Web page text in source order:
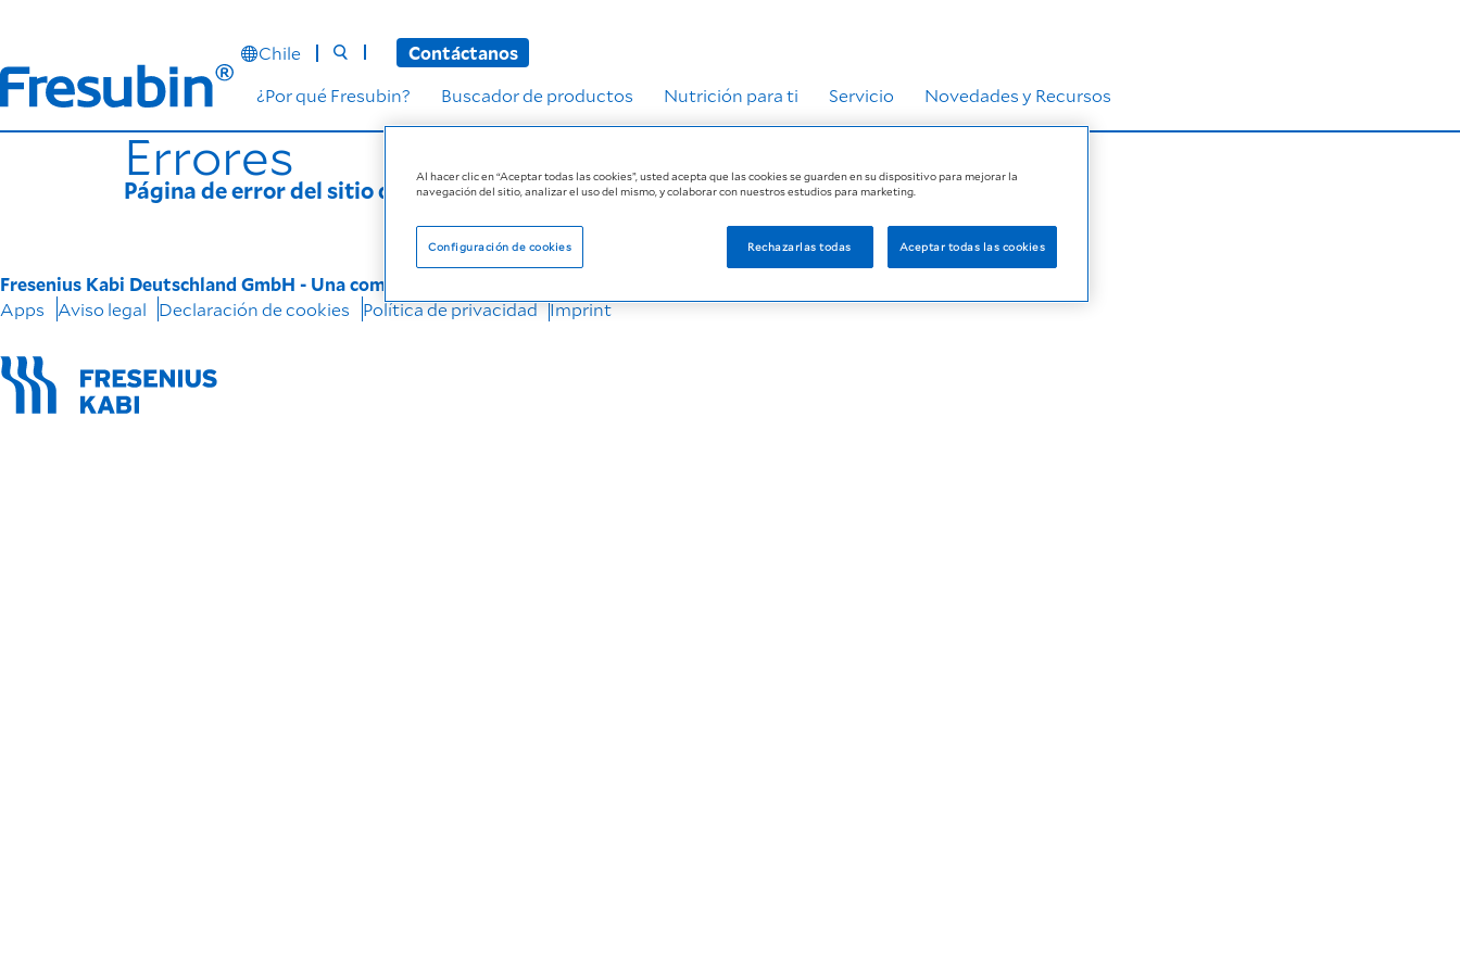
Chile
Contáctanos
¿Por qué Fresubin?
Buscador de productos Nutrición para ti Servicio Novedades y Recursos
Errores
Página de error del sitio de Fresubin.
Fresenius Kabi Deutschland GmbH - Una compañía del grupo Fresenius © 2026
Apps
Aviso legal Declaración de cookies Política de privacidad Imprint
Al hacer clic en “Aceptar todas las cookies”, usted acepta que las cookies se guarden en su dispositivo para mejorar la
navegación del sitio, analizar el uso del mismo, y colaborar con nuestros estudios para marketing.
Configuración de cookies Rechazarlas todas Aceptar todas las cookies